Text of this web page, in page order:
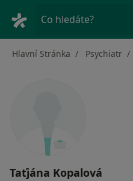
Co hledáte?
Hlavní Stránka Psychiatr
Taťjána Kopalová